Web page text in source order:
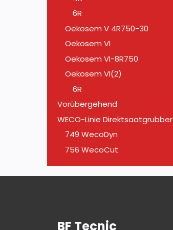
6R
Oekosem V 4R750-30
Oekosem VI
Oekosem VI-8R750
Oekosem VI(2)
6R
Vorübergehend
WECO-Linie Direktsaatgrubber
749 WecoDyn
756 WecoCut
BF Tecnic